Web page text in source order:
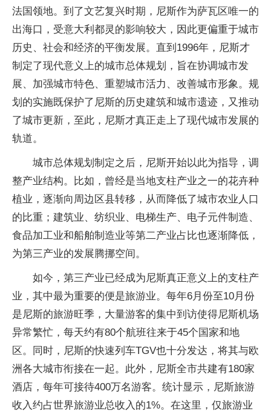
法国领地。到了文艺复兴时期，尼斯作为萨瓦区唯一的
出海口，受意大利都灵的影响较大，因此更偏重于城市
历史、社会和经济的平衡发展。直到1996年，尼斯才
制定了现代意义上的城市总体规划，旨在协调城市发
展、加强城市特色、重塑城市活力、改善城市形象。规
划的实施既保护了尼斯的历史建筑和城市遗迹，又推动
了城市更新，至此，尼斯才真正走上了现代城市发展的
轨道。
城市总体规划制定之后，尼斯开始以此为指导，调
整产业结构。比如，曾经是当地支柱产业之一的花卉种
植业，逐渐向周边区县转移，从而降低了城市农业人口
的比重；建筑业、纺织业、电梯生产、电子元件制造、
食品加工业和船舶制造业等第二产业占比也逐渐降低，
为第三产业的发展腾挪空间。
如今，第三产业已经成为尼斯真正意义上的支柱产
业，其中最为重要的便是旅游业。每年6月份至10月份
是尼斯的旅游旺季，大量游客的集中到访使得尼斯机场
异常繁忙，每天约有80个航班往来于45个国家和地
区。同时，尼斯的快速列车TGV也十分发达，将其与欧
洲各大城市衔接在一起。此外，尼斯全市共建有180家
酒店，每年可接待400万名游客。统计显示，尼斯旅游
收入约占世界旅游业总收入的1%。在这里，仅旅游业